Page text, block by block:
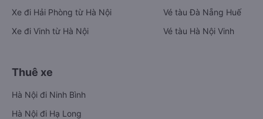
Xe đi Hải Phòng từ Hà Nội
Xe đi Vinh từ Hà Nội
Vé tàu Đà Nẵng Huế
Vé tàu Hà Nội Vinh
Thuê xe
Hà Nội đi Ninh Bình
Hà Nội đi Hạ Long